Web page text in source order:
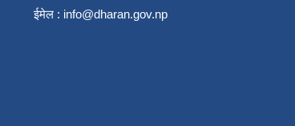
ईमेल : info@dharan.gov.np